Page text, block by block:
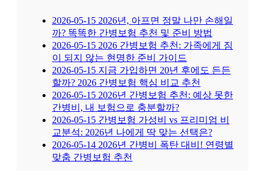
2026-05-15 2026년, 아프면 정말 나만 손해일
까? 똑똑한 간병보험 추천 및 준비 방법
2026-05-15 2026 간병보험 추천: 가족에게 짐
이 되지 않는 현명한 준비 가이드
2026-05-15 지금 가입하면 20년 후에도 든든
할까? 2026 간병보험 핵심 비교 추천
2026-05-15 2026년 간병보험 추천: 예상 못한
간병비, 내 보험으로 충분할까?
2026-05-15 간병보험 가성비 vs 프리미엄 비
교분석: 2026년 나에게 딱 맞는 선택은?
2026-05-14 2026년 간병비 폭탄 대비! 연령별
맞춤 간병보험 추천